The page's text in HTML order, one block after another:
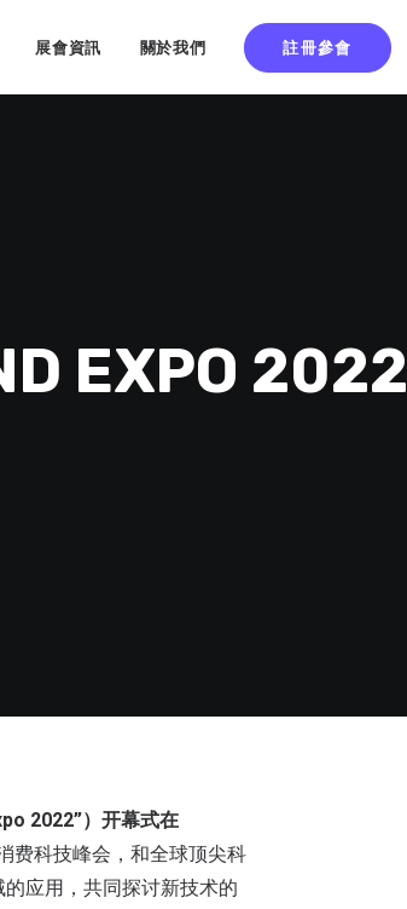
展會資訊 關於我們 註冊參會
EXPO 2022
2022”）开幕式在
费科技峰会，和全球顶尖科
应用，共同探讨新技术的